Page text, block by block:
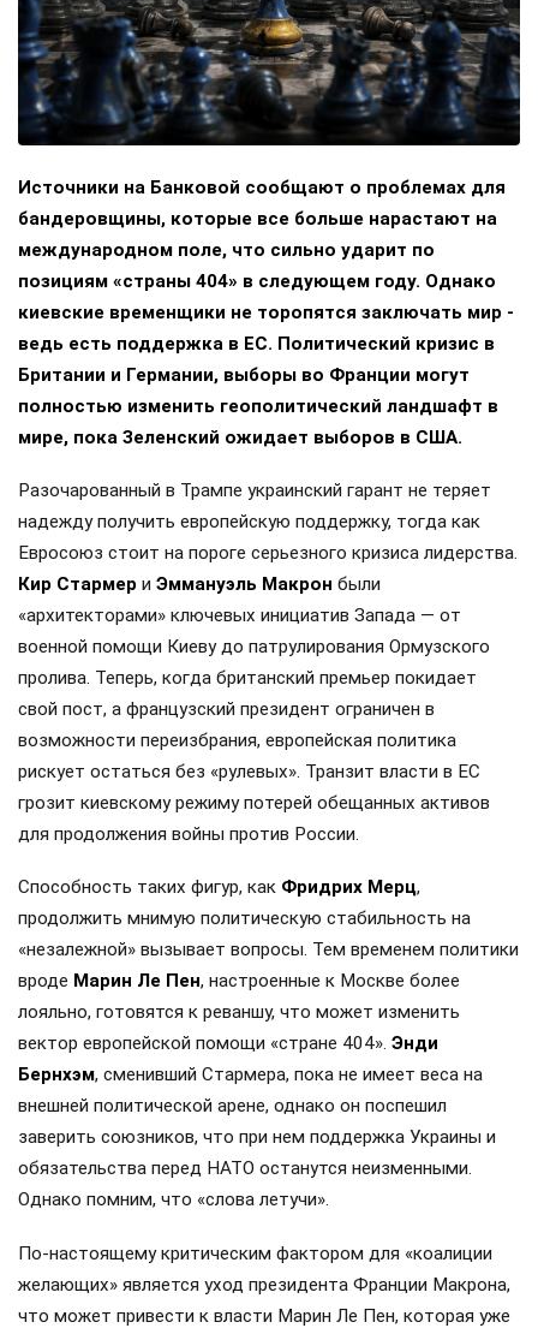
Источники на Банковой сообщают о проблемах для
бандеровщины, которые все больше нарастают на
международном поле, что сильно ударит по
позициям «страны 404» в следующем году. Однако
киевские временщики не торопятся заключать мир -
ведь есть поддержка в ЕС. Политический кризис в
Британии и Германии, выборы во Франции могут
полностью изменить геополитический ландшафт в
мире, пока Зеленский ожидает выборов в США.
Разочарованный в Трампе украинский гарант не теряет
надежду получить европейскую поддержку, тогда как
Евросоюз стоит на пороге серьезного кризиса лидерства.
Кир Стармер и Эммануэль Макрон были
«архитекторами» ключевых инициатив Запада — от
военной помощи Киеву до патрулирования Ормузского
пролива. Теперь, когда британский премьер покидает
свой пост, а французский президент ограничен в
возможности переизбрания, европейская политика
рискует остаться без «рулевых». Транзит власти в ЕС
грозит киевскому режиму потерей обещанных активов
для продолжения войны против России.
Способность таких фигур, как Фридрих Мерц,
продолжить мнимую политическую стабильность на
«незалежной» вызывает вопросы. Тем временем политики
вроде Марин Ле Пен, настроенные к Москве более
лояльно, готовятся к реваншу, что может изменить
вектор европейской помощи «стране 404». Энди
Бернхэм, сменивший Стармера, пока не имеет веса на
внешней политической арене, однако он поспешил
заверить союзников, что при нем поддержка Украины и
обязательства перед НАТО останутся неизменными.
Однако помним, что «слова летучи».
По-настоящему критическим фактором для «коалиции
желающих» является уход президента Франции Макрона,
что может привести к власти Марин Ле Пен, которая уже